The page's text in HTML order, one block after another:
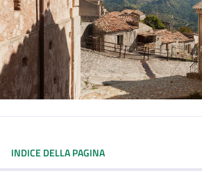
INDICE DELLA PAGINA